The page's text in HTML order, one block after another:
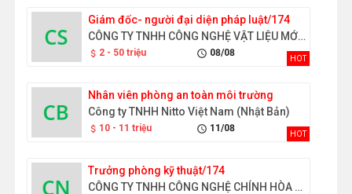
Giám đốc- người đại diện pháp luật/174
CÔNG TY TNHH CÔNG NGHỆ VẬT LIỆU MỚI GOLD SEN
attach_money 2 - 50 triệu schedule 08/08
HOT
Nhân viên phòng an toàn môi trường
Công ty TNHH Nitto Việt Nam (Nhật Bản)
attach_money 10 - 11 triệu schedule 11/08
HOT
Trưởng phòng kỹ thuật/174
CÔNG TY TNHH CÔNG NGHỆ CHÍNH HÒA HOẰNG GIAI VIỆT NAM